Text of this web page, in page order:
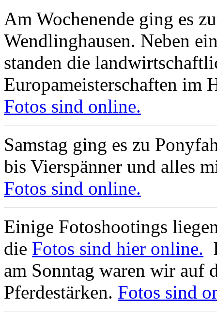
Am Wochenende ging es
Wendlinghausen. Neben
standen die
Europameisterschaften im
Fotos sind online.
Samstag ging es zu
bis Vierspänner und alles
Fotos sind online.
Einige Fotoshootings
die Fotos sind hier online.
am Sonntag waren wir auf
Pferdestärken. Fotos sind